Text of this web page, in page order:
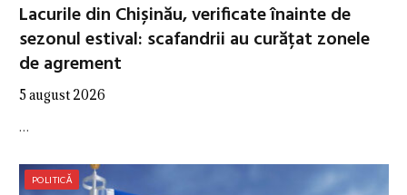
Lacurile din Chișinău, verificate înainte de
sezonul estival: scafandrii au curățat zonele
de agrement
5 august 2026
…
POLITICĂ